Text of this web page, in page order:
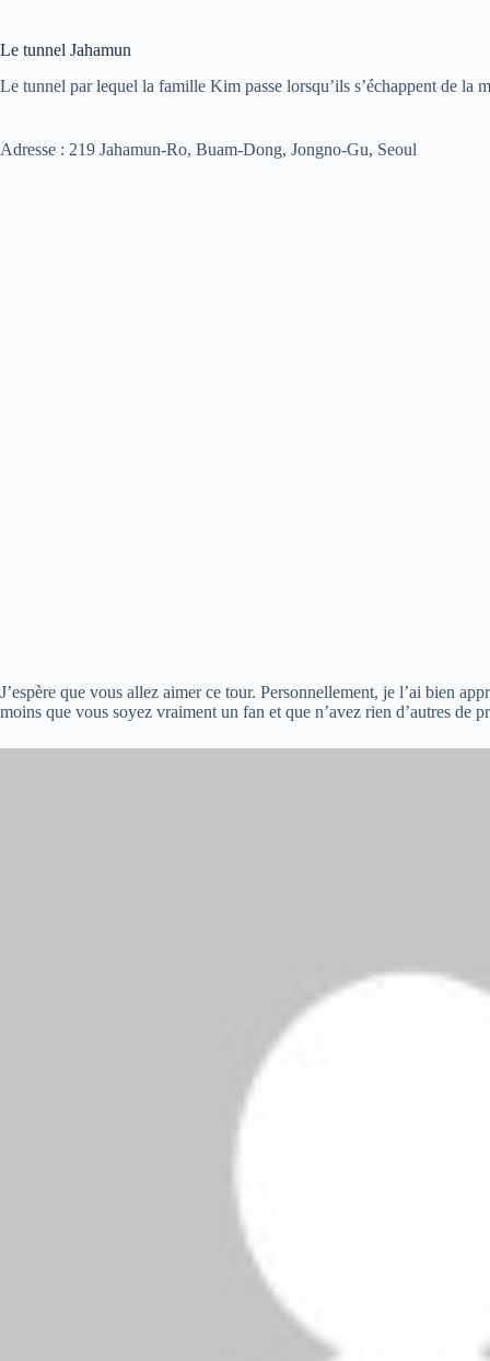
Le tunnel Jahamun
Le tunnel par lequel la famille Kim passe lorsqu’ils s’échappent de la
Adresse : 219 Jahamun-Ro, Buam-Dong, Jongno-Gu, Seoul
J’espère que vous allez aimer ce tour. Personnellement, je l’ai bien
moins que vous soyez vraiment un fan et que n’avez rien d’autres de